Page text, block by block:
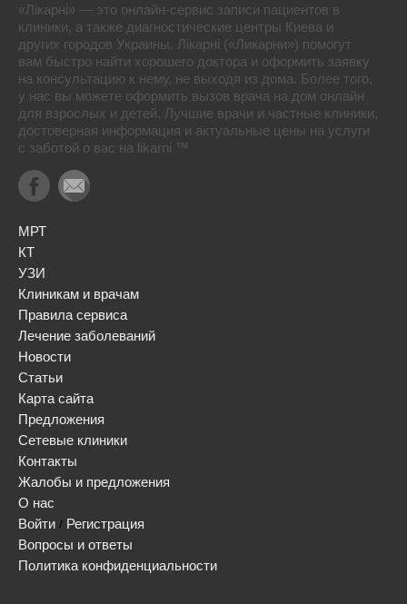
«Лікарні» — это онлайн-сервис записи пациентов в
клиники, а также диагностические центры Киева и
других городов Украины. Лікарні («Ликарни») помогут
вам быстро найти хорошего доктора и оформить заявку
на консультацию к нему, не выходя из дома. Более того,
у нас вы можете оформить вызов врача на дом онлайн
для взрослых и детей. Лучшие врачи и частные клиники,
достоверная информация и актуальные цены на услуги
с заботой о вас на likarni ™
МРТ
КТ
УЗИ
Клиникам и врачам
Правила сервиса
Лечение заболеваний
Новости
Статьи
Карта сайта
Предложения
Сетевые клиники
Контакты
Жалобы и предложения
О нас
Войти / Регистрация
Вопросы и ответы
Политика конфиденциальности